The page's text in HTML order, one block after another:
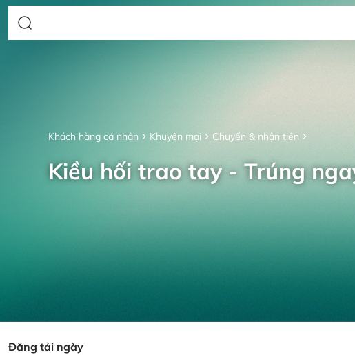
Khách hàng cá nhân Khuyến mại Chuyển & nhận tiền
Kiều hối trao tay - Trúng
Đăng tải ngày